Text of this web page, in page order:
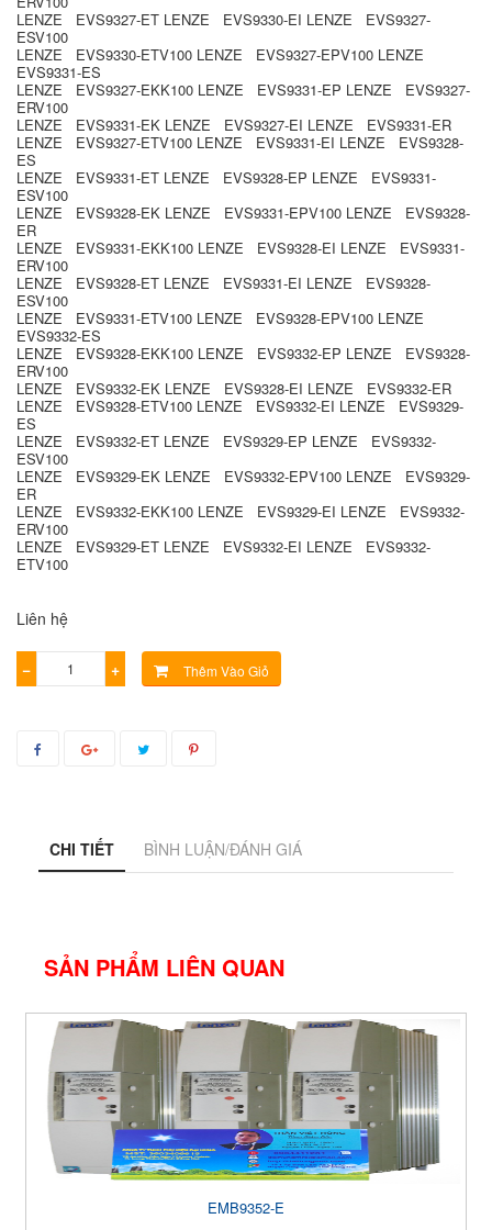
LENZE EVS9327-ET LENZE EVS9330-EI LENZE EVS9327-
ESV100
LENZE EVS9330-ETV100 LENZE EVS9327-EPV100 LENZE
EVS9331-ES
LENZE EVS9327-EKK100 LENZE EVS9331-EP LENZE EVS9327-
ERV100
LENZE EVS9331-EK LENZE EVS9327-EI LENZE EVS9331-ER
LENZE EVS9327-ETV100 LENZE EVS9331-EI LENZE EVS9328-
ES
LENZE EVS9331-ET LENZE EVS9328-EP LENZE EVS9331-
ESV100
LENZE EVS9328-EK LENZE EVS9331-EPV100 LENZE EVS9328-
ER
LENZE EVS9331-EKK100 LENZE EVS9328-EI LENZE EVS9331-
ERV100
LENZE EVS9328-ET LENZE EVS9331-EI LENZE EVS9328-
ESV100
LENZE EVS9331-ETV100 LENZE EVS9328-EPV100 LENZE
EVS9332-ES
LENZE EVS9328-EKK100 LENZE EVS9332-EP LENZE EVS9328-
ERV100
LENZE EVS9332-EK LENZE EVS9328-EI LENZE EVS9332-ER
LENZE EVS9328-ETV100 LENZE EVS9332-EI LENZE EVS9329-
ES
LENZE EVS9332-ET LENZE EVS9329-EP LENZE EVS9332-
ESV100
LENZE EVS9329-EK LENZE EVS9332-EPV100 LENZE EVS9329-
ER
LENZE EVS9332-EKK100 LENZE EVS9329-EI LENZE EVS9332-
ERV100
LENZE EVS9329-ET LENZE EVS9332-EI LENZE EVS9332-
ETV100
Liên hệ
− + Thêm Vào Giỏ
CHI TIẾT BÌNH LUẬN/ĐÁNH GIÁ
SẢN PHẨM LIÊN QUAN
EMB9352-E